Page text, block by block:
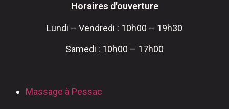
Horaires d'ouverture
Lundi – Vendredi : 10h00 – 19h30
Samedi : 10h00 – 17h00
Massage à Pessac